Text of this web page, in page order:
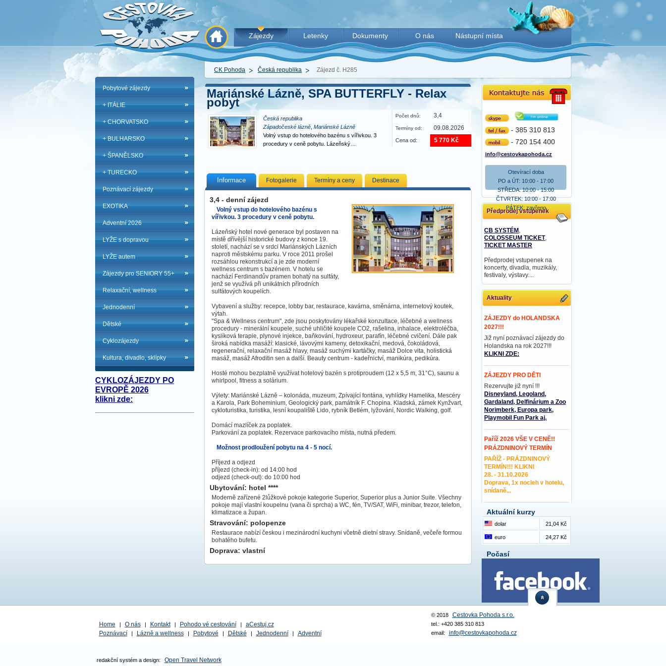
Zájezdy Letenky Dokumenty O nás Nástupní místa
CK Pohoda Česká republika Zájezd č. H285
Pobytové zájezdy
+ ITÁLIE
+ CHORVATSKO
+ BULHARSKO
+ ŠPANĚLSKO
+ TURECKO
Poznávací zájezdy
EXOTIKA
Adventní 2026
LYŽE s dopravou
LYŽE autem
Zájezdy pro SENIORY 55+
Relaxační, wellness
Jednodenní
Dětské
Cyklozájezdy
Kultura, divadlo, sklípky
CYKLOZÁJEZDY PO
EVROPĚ 2026
klikni zde:
Mariánské Lázně, SPA BUTTERFLY - Relax
pobyt
Česká republika
Západočeské lázně Mariánské Lázně
Volný vstup do hotelového bazénu s vířivkou. 3
procedury v ceně pobytu. Lázeňský…
3,4
Počet dnů:
09.08.2026
Termíny od:
5 770 Kč
Cena od:
Informace Fotogalerie Termíny a ceny Destinace
3,4 - denní zájezd
Volný vstup do hotelového bazénu s
vířivkou. 3 procedury v ceně pobytu.
Lázeňský hotel nové generace byl postaven na
místě dřívější historické budovy z konce 19.
století, nachází se v srdci Mariánských Lázních
naproti městskému parku. V roce 2011 prošel
rozsáhlou rekonstrukcí a je zde moderní
wellness centrum s bazénem. V hotelu se
nachází Ferdinandův pramen bohatý na sulfáty,
jenž se využívá při unikátních přírodních
sulfátových koupelích.
Vybavení a služby: recepce, lobby bar, restaurace, kavárna, směnárna, internetový koutek,
výtah.
"Spa & Wellness centrum", zde jsou poskytovány lékařské konzultace, léčebné a wellness
procedury - minerální koupele, suché uhličité koupele CO2, rašelina, inhalace, elektroléčba,
kyslíková terapie, plynové injekce, baňkování, hydroxeur, parafín, léčebné cvičení. Dále pak
široká nabídka masáží: klasické, lávovými kameny, detoxikační, medová, čokoládová,
regenerační, relaxační masáž hlavy, masáž suchými kartáčky, masáž Dolce vita, holistická
masáž, masáž Afroditin sen a další. Beauty centrum - kadeřnictví, manikúra, pedikúra.
Hosté mohou bezplatně využívat hotelový bazén s protiproudem (12 x 5,5 m, 31°C), saunu a
whirlpool, fitness a solárium.
Výlety: Mariánské Lázně – kolonáda, muzeum, Zpívající fontána, vyhlídky Hamelika, Mescéry
a Karola, Park Boheminium, Geologický park, památník F. Chopina. Kladská, zámek Kynžvart,
cykloturistika, turistika, lesní koupaliště Lido, rybník Betlém, lyžování, Nordic Walking, golf.
Domácí mazlíček za poplatek.
Parkování za poplatek. Rezervace parkovacího místa, nutná předem.
Možnost prodloužení pobytu na 4 - 5 nocí.
Příjezd a odjezd
příjezd (check-in): od 14:00 hod
odjezd (check-out): do 10:00 hod
Ubytování: hotel ****
Moderně zařízené 2lůžkové pokoje kategorie Superior, Superior plus a Junior Suite. Všechny
pokoje mají vlastní koupelnu (vana či sprcha) a WC, fén, TV/SAT, WiFi, minibar, trezor, telefon,
klimatizace a župan.
Stravování: polopenze
Restaurace nabízí českou i mezinárodní kuchyni včetně dietní stravy. Snídaně, večeře formou
bohatého bufetu.
Doprava: vlastní
- 385 310 813
- 720 154 400
info@cestovkapohoda.cz
Otevírací doba
PO a ÚT: 10:00 - 17:00
STŘEDA: 10:00 - 15:00
ČTVRTEK: 10:00 - 17:00
PÁTEK: zavřeno
Předprodej vstupenek
CB SYSTÉM ,
COLOSSEUM TICKET,
TICKET MASTER
Předprodej vstupenek na
koncerty, divadla, muzikály,
festivaly, výstavy....
Aktuality
ZÁJEZDY do HOLANDSKA
2027!!!
Již nyní poznávací zájezdy do
Holandska na rok 2027!!!
KLIKNI ZDE:
ZÁJEZDY PRO DĚTI
Rezervujte již nyní !!!
Disneyland, Legoland,
Gardaland, Delfinárium a Zoo
Norimberk, Europa park,
Playmobil Fun Park aj.
Paříž 2026 VŠE V CENĚ!!
PRÁZDNINOVÝ TERMÍN
PAŘÍŽ - PRÁZDNINOVÝ
TERMÍN!!! KLIKNI
28. - 31.10.2026
Doprava, 1x nocleh v hotelu,
snídaně...
Aktuální kurzy
dolar 21,04 Kč
euro 24,27 Kč
Počasí
© 2018 Cestovka Pohoda s.r.o.
tel.: +420 385 310 813
email:
info@cestovkapohoda.cz
Home | O nás | Kontakt | Pohodo vé cestování |
aCestuj.cz
Poznávací
| Lázně a wellness | Pobytové | Dětské | Jednodenní | Adventní
redakční systém a design: Open Travel Network